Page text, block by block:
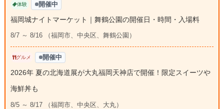
体験 開催中
福岡城ナイトマーケット｜舞鶴公園の開催日・時間・入場料
8/7 ～ 8/16 （福岡市、中央区、舞鶴公園）
グルメ 開催中
2026年 夏の北海道展が大丸福岡天神店で開催！限定スイーツや
海鮮丼も
8/5 ～ 8/17 （福岡市、中央区、大丸）